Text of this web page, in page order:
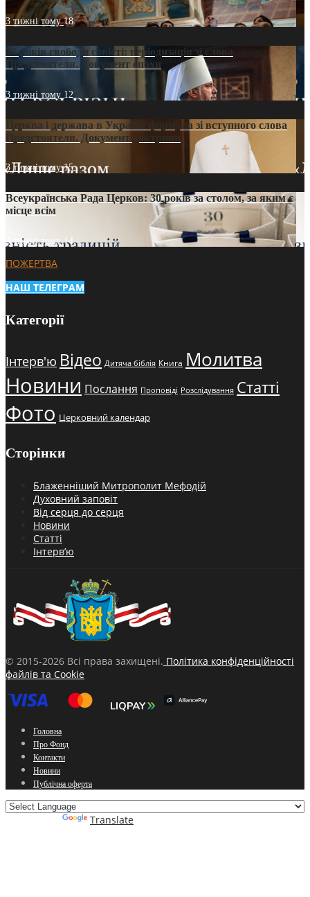
3 тижні тому18
35 років свободи совісті: періодизація зі слова
Предстоятеля. Документ епохи
3 тижні тому 12
Церква і держава в Україні: формула зі вступного слова
Предстоятеля. Документ доктрини
3 тижні тому15
Всеукраїнська Рада Церков: 30 років за столом, за яким є
місце всім
3 тижні тому14
ПОЖЕРТВА
НАШ ТЕЛЕГРАМ
Категорії
Інтерв'ю Відео Дитяча біблія Книга Молитва
Новини Послання Проповіді Розслідування Статті
Фото Церковний календар
Сторінки
Блаженніший Митрополит Мефодій
Духовний заповіт
Від серця до серця
Новини
Статті
Інтерв’ю
© 2015-2026 Всі права захищені. Політика конфіденційності
файлів та Cookie
Головна
Про Фонд
Контакти
Новини
Публічна оферта
Translate